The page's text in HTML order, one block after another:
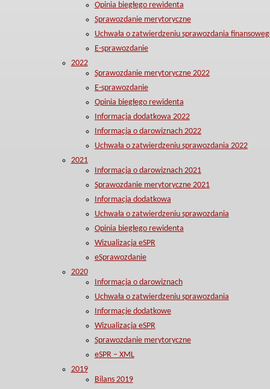
Opinia biegłego rewidenta
Sprawozdanie merytoryczne
Uchwała o zatwierdzeniu sprawozdania
E-sprawozdanie
2022
Sprawozdanie merytoryczne 2022
E-sprawozdanie
Opinia biegłego rewidenta
Informacja dodatkowa 2022
Informacja o darowiznach 2022
Uchwała o zatwierdzeniu sprawozdania 2022
2021
Informacja o darowiznach 2021
Sprawozdanie merytoryczne 2021
Informacja dodatkowa
Uchwała o zatwierdzeniu sprawozdania
Opinia biegłego rewidenta
Wizualizacja eSPR
eSprawozdanie
2020
Informacja o darowiznach
Uchwała o zatwierdzeniu sprawozdania
Informacje dodatkowe
Wizualizacja eSPR
Sprawozdanie merytoryczne
eSPR – XML
2019
Bilans 2019